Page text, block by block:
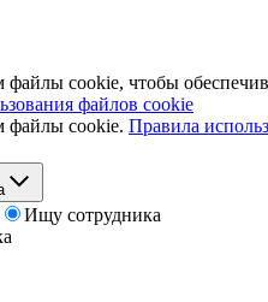
cookie, чтобы
файлов cookie
файлы cookie. Правила
Ищу сотрудника